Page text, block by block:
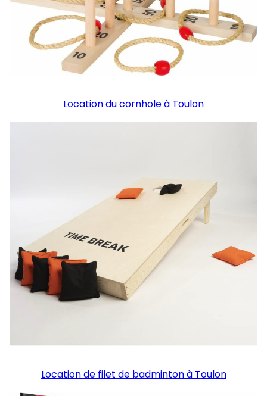
Location du cornhole à Toulon
Location de filet de badminton à Toulon